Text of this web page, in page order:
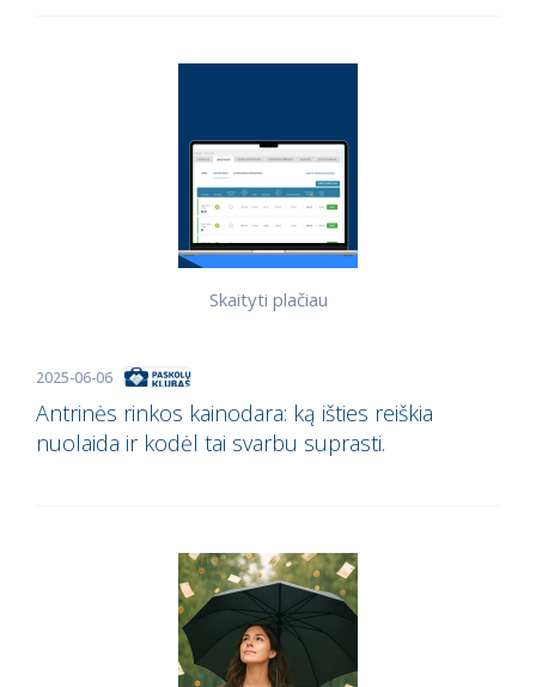
2025-06-06
Antrinės rinkos kainodara: ką išties reiškia
nuolaida ir kodėl tai svarbu suprasti.
Skaityti plačiau